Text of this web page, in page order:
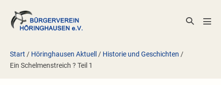
Inhalt
springen
Suche-
Start / Höringhausen Aktuell / Historie und Geschichten /
Ein Schelmenstreich ? Teil 1